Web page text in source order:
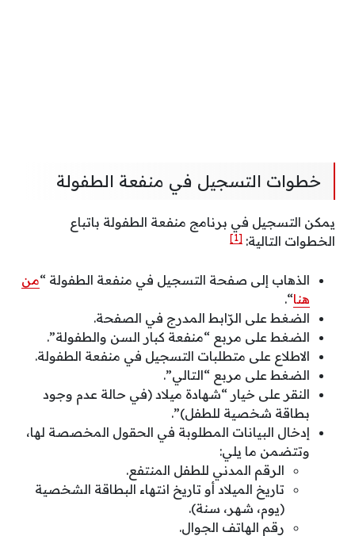
خطوات التسجيل في منفعة الطفولة
يمكن التسجيل في برنامج منفعة الطفولة باتباع
الخطوات التالية: [1]
الذهاب إلى صفحة التسجيل في منفعة الطفولة “من
هنا“.
الضغط على الرّابط المدرج في الصفحة.
الضغط على مربع “منفعة كبار السن والطفولة”.
الاطلاع على متطلبات التسجيل في منفعة الطفولة.
الضغط على مربع “التالي”.
النقر على خيار “شهادة ميلاد (في حالة عدم وجود
بطاقة شخصية للطفل)”.
إدخال البيانات المطلوبة في الحقول المخصصة لها،
وتتضمن ما يلي:
الرقم المدني للطفل المنتفع.
تاريخ الميلاد أو تاريخ انتهاء البطاقة الشخصية
(يوم، شهر، سنة).
رقم الهاتف الجوال.